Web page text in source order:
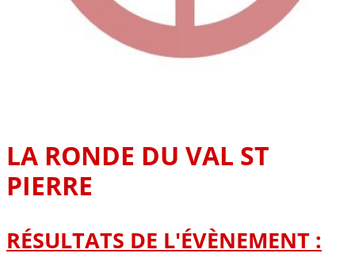
LA RONDE DU VAL ST
PIERRE
RÉSULTATS DE L'ÉVÈNEMENT :